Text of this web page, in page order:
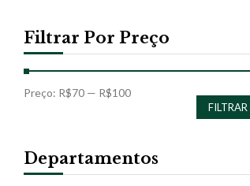
Filtrar Por Preço
FILTRAR
Preço: R$70 — R$100
Departamentos